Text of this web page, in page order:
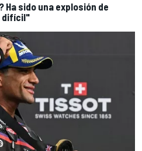
sido una explosión de
difícil"